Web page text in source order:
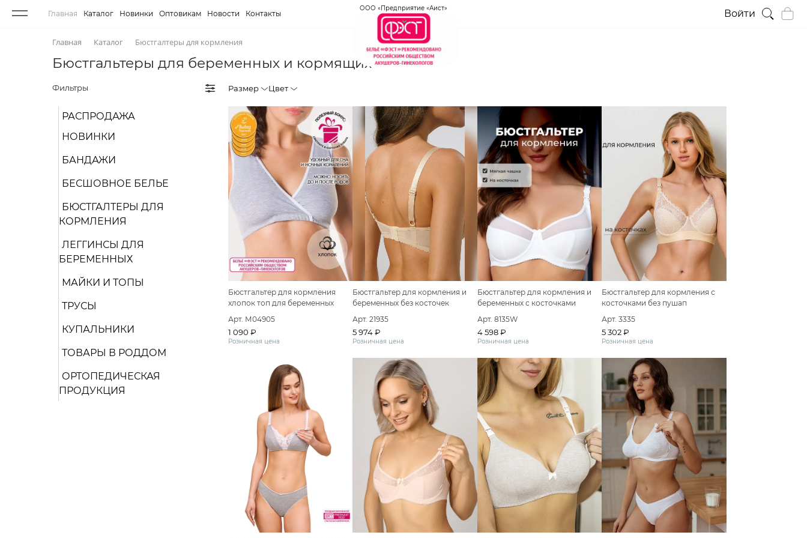
Главная Каталог Новинки Оптовикам Новости Контакты
ООО «Предприятие «Аист» Войти
Главная Каталог Бюстгалтеры для кормления
Бюстгальтеры для беременных и кормящих
Фильтры Размер Цвет
РАСПРОДАЖА
НОВИНКИ
БАНДАЖИ
БЕСШОВНОЕ БЕЛЬЕ
БЮСТГАЛТЕРЫ ДЛЯ
КОРМЛЕНИЯ
ЛЕГГИНСЫ ДЛЯ
БЕРЕМЕННЫХ
МАЙКИ И ТОПЫ
ТРУСЫ
КУПАЛЬНИКИ
ТОВАРЫ В РОДДОМ
ОРТОПЕДИЧЕСКАЯ
ПРОДУКЦИЯ
Бюстгальтер для кормления
хлопок топ для беременных
Арт. М04905
1 090 ₽
Розничная цена
Бюстгальтер для кормления и
беременных без косточек
Арт. 21935
5 974 ₽
Розничная цена
Бюстгальтер для кормления и
беременных с косточками
Арт. 8135W
4 598 ₽
Розничная цена
Бюстгальтер для кормления с
косточками без пушап
Арт. 3335
5 302 ₽
Розничная цена